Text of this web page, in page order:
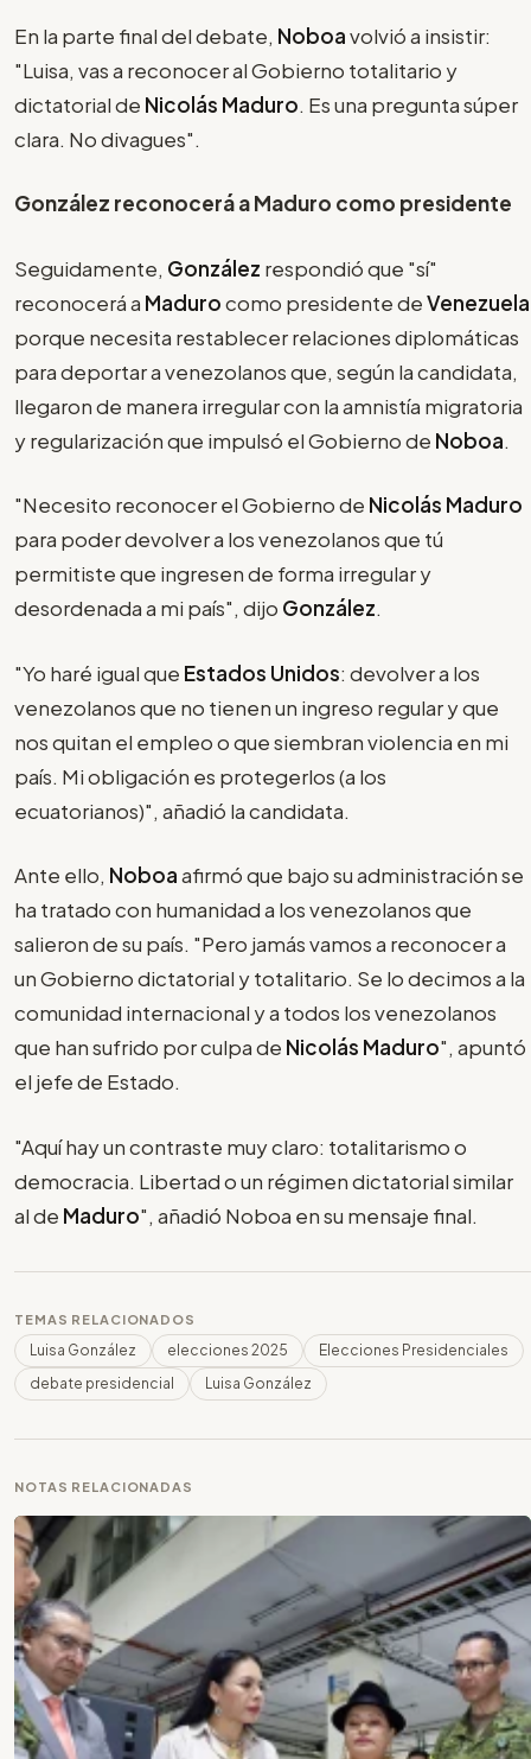
En la parte final del debate, Noboavolvió a insistir:
"Luisa, vas a reconocer al Gobierno totalitario y
dictatorial de Nicolás Maduro. Es una pregunta súper
clara. No divagues".
González reconocerá a Maduro como presidente
Seguidamente, González respondió que "sí"
reconocerá a Madurocomo presidente deVenezuela
porque necesita restablecer relaciones diplomáticas
para deportar a venezolanos que, según la candidata,
llegaron de manera irregular con la amnistía migratoria
y regularización que impulsó el Gobierno de Noboa.
"Necesito reconocer el Gobierno de Nicolás Maduro
para poder devolver a los venezolanos que tú
permitiste que ingresen de forma irregular y
desordenada a mi país", dijo González.
"Yo haré igual que Estados Unidos: devolver a los
venezolanos que no tienen un ingreso regular y que
nos quitan el empleo o que siembran violencia en mi
país. Mi obligación es protegerlos (a los
ecuatorianos)", añadió la candidata.
Ante ello, Noboaafirmó que bajo su administración se
ha tratado con humanidad a los venezolanos que
salieron de su país. "Pero jamás vamos a reconocer a
un Gobierno dictatorial y totalitario. Se lo decimos a la
comunidad internacional y a todos los venezolanos
que han sufrido por culpa de Nicolás Maduro", apuntó
el jefe de Estado.
"Aquí hay un contraste muy claro: totalitarismo o
democracia. Libertad o un régimen dictatorial similar
al de Maduro", añadió Noboa en su mensaje final.
TEMAS RELACIONADOS
Luisa González elecciones 2025
Elecciones Presidenciales
debate presidencial
Luisa González
NOTAS RELACIONADAS